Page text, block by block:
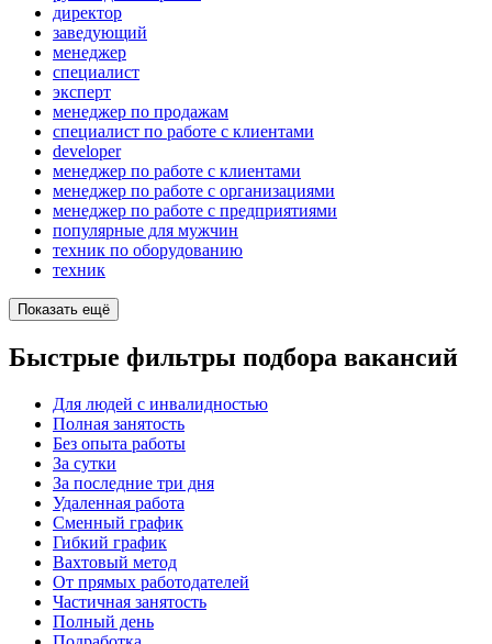
директор
заведующий
менеджер
специалист
эксперт
менеджер по продажам
специалист по работе с клиентами
developer
менеджер по работе с клиентами
менеджер по работе с организациями
менеджер по работе с предприятиями
популярные для мужчин
техник по оборудованию
техник
Показать ещё
Быстрые фильтры подбора вакансий
Для людей с инвалидностью
Полная занятость
Без опыта работы
За сутки
За последние три дня
Удаленная работа
Сменный график
Гибкий график
Вахтовый метод
От прямых работодателей
Частичная занятость
Полный день